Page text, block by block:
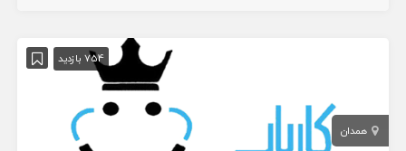
754 بازدید
همدان